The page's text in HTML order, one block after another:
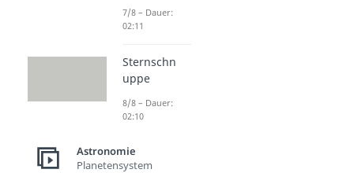
7/8 – Dauer:
02:11
Sternschn
uppe
8/8 – Dauer:
02:10
Astronomie
Planetensystem